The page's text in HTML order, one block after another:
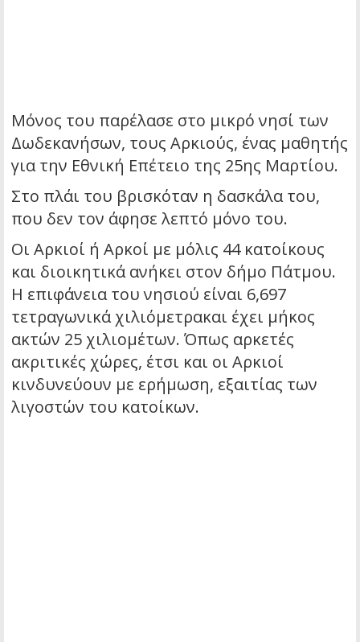
Μόνος του παρέλασε στο μικρό νησί των
Δωδεκανήσων, τους Αρκιούς, ένας μαθητής
για την Εθνική Επέτειο της 25ης Μαρτίου.
Στο πλάι του βρισκόταν η δασκάλα του,
που δεν τον άφησε λεπτό μόνο του.
Οι Αρκιοί ή Αρκοί με μόλις 44 κατοίκους
και διοικητικά ανήκει στον δήμο Πάτμου.
Η επιφάνεια του νησιού είναι 6,697
τετραγωνικά χιλιόμετρακαι έχει μήκος
ακτών 25 χιλιομέτων. Όπως αρκετές
ακριτικές χώρες, έτσι και οι Αρκιοί
κινδυνεύουν με ερήμωση, εξαιτίας των
λιγοστών του κατοίκων.